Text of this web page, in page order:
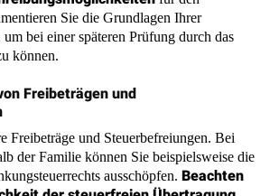
Freibeträgen und
der Familie können Sie beispielsweise die
ausschöpfen.
der steuerfreien Übertragung
Wohneigentum an Ehegatten oder